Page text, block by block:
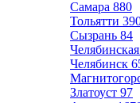
Самара 880
Тольятти
Сызрань 84
Челябинск
Златоуст 97